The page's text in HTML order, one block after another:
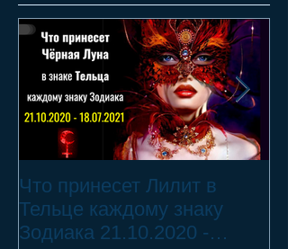
Что принесет Лилит в
Тельце каждому знаку
Зодиака 21.10.2020 -